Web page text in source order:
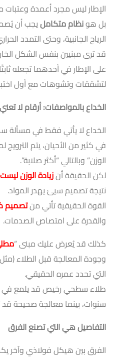
الإطار ليس مجرد أعمدة
بل هونظام متكامليجب أن
الرياح الجانبية، وحتى التمدد
قد ترى مبنيين بنفس الشكل
على الإطار في أحدهما تجعله
لتشققات وتشوهات مع أول
الخداع بالمواصفات: أرقام لا
الخداع لا يأتي فقط في مسألة
في كثير من الأحيان، يتم
الوزن” وبالتالي “أكثر صلابة”.
لكن الحقيقة أنزيادة الوزن
نتيجة تصميم سيئ يهدر المواد.
القوة الحقيقية تأتي منتصميم
والقدرة على امتصاص الصدمات.
كذلك قد يُعرض عليك مبنى “
وجودة المعالجة قبل الطلاء
التي تحدد عمره الحقيقي.
طلاء سطحي رخيص قد يلمع في
سنوات، بينما معالجة صحيحة
التفاصيل هي التي تصنع الفرق
الفرق بين هيكل فولاذي وآخر